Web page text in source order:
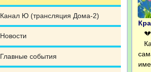
Канал Ю (трансляция Дома-2)
Новости
Главные события
💔